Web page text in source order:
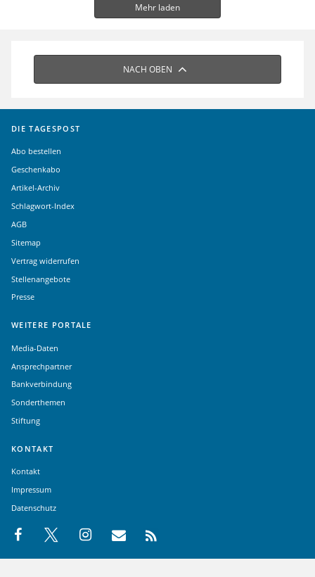
Mehr laden
NACH OBEN
DIE TAGESPOST
Abo bestellen
Geschenkabo
Artikel-Archiv
Schlagwort-Index
AGB
Sitemap
Vertrag widerrufen
Stellenangebote
Presse
WEITERE PORTALE
Media-Daten
Ansprechpartner
Bankverbindung
Sonderthemen
Stiftung
KONTAKT
Kontakt
Impressum
Datenschutz